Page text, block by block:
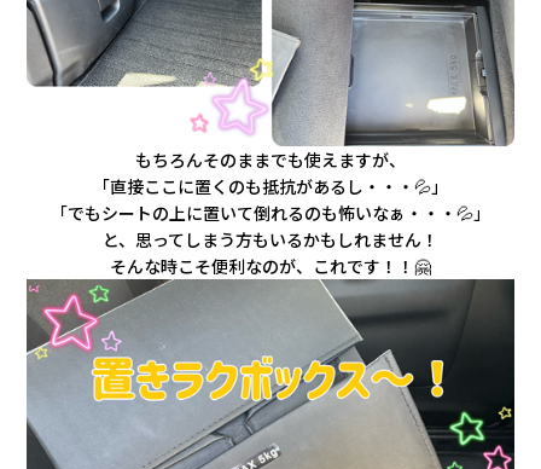
もちろんそのままでも使えますが、
「直接ここに置くのも抵抗があるし・・・💦」
「でもシートの上に置いて倒れるのも怖いなぁ・・・💦」
と、思ってしまう方もいるかもしれません！
そんな時こそ便利なのが、これです！！🤗